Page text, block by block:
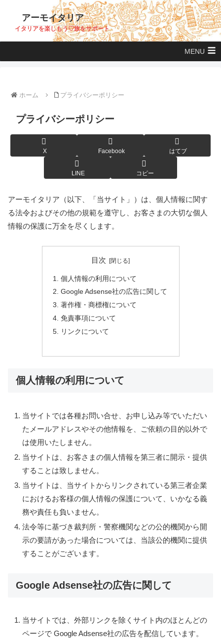
アーモイタリア
イタリアを楽しもう♡旅をサポート
MENU
ホーム プライバシーポリシー
プライバシーポリシー
X Facebook はてブ
LINE コピー
アーモイタリア（以下、「当サイト」）は、個人情報に関す
る法令およびその他の規範を遵守し、お客さまの大切な個人
情報の保護に万全を尽くします。
目次
個人情報の利用について
Google Adsense社の広告に関して
著作権・商標権について
免責事項について
リンクについて
個人情報の利用について
当サイトでは各種お問い合せ、お申し込み等でいただい
たメールアドレスやその他情報を、ご依頼の目的以外で
は使用いたしません。
当サイトは、お客さまの個人情報を第三者に開示・提供
することは致しません。
当サイトは、当サイトからリンクされている第三者企業
におけるお客様の個人情報の保護について、いかなる義
務や責任も負いません。
法令等に基づき裁判所・警察機関などの公的機関から開
示の要請があった場合については、当該公的機関に提供
することがございます。
Google Adsense社の広告に関して
当サイトでは、外部リンクを除くサイト内のほとんどの
ページで Google Adsense社の広告を配信しています。